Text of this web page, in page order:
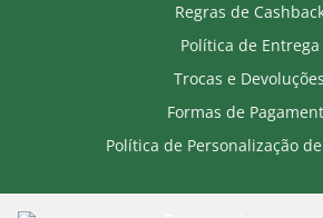
Regras de
Política de Entrega
Trocas e Devoluções
Formas de
Política de Personalização